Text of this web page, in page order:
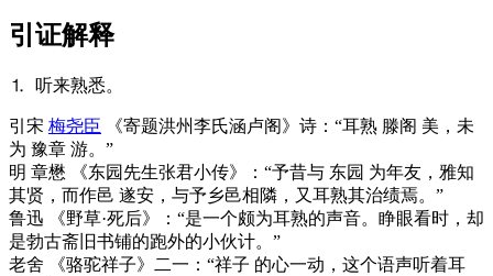
引证解释
⒈ 听来熟悉。
引 宋 梅尧臣 《寄题洪州李氏涵卢阁》诗：“耳熟 滕阁 美，未
为 豫章 游。”
明 章懋 《东园先生张君小传》：“予昔与 东园 为年友，雅知
其贤，而作邑 遂安，与予乡邑相隣，又耳熟其治绩焉。”
鲁迅 《野草·死后》：“是一个颇为耳熟的声音。睁眼看时，却
是勃古斋旧书铺的跑外的小伙计。”
老舍 《骆驼祥子》二一：“祥子 的心一动，这个语声听着耳